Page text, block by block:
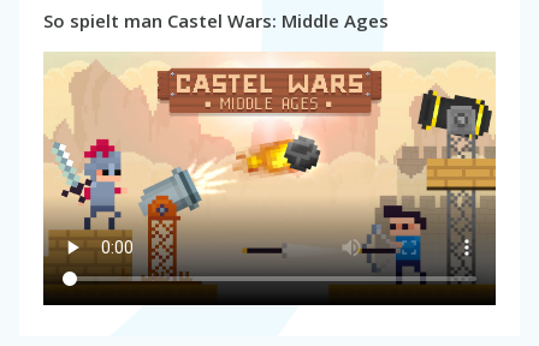
So spielt man Castel Wars: Middle Ages